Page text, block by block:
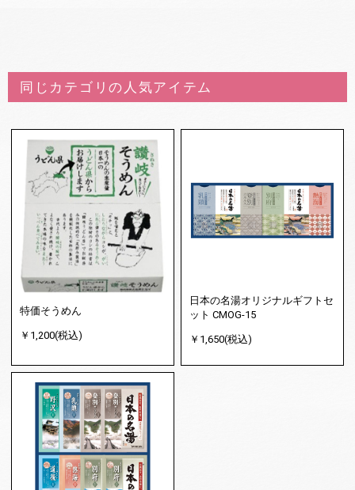
同じカテゴリの人気アイテム
特価そうめん
￥1,200(税込)
日本の名湯オリジナルギフトセ
ット CMOG-15
￥1,650(税込)